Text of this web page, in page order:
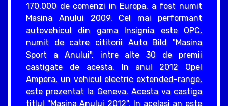
170.000 de comenzi in Europa, a fost numit
Masina Anului 2009. Cel mai performant
autovehicul din gama Insignia este OPC,
numit de catre cititorii Auto Bild "Masina
Sport a Anului", intre alte 30 de premii
castigate de acesta. In anul 2012 Opel
Ampera, un vehicul electric extended-range,
este prezentat la Geneva. Acesta va castiga
titlul "Masina Anului 2012". In acelasi an este